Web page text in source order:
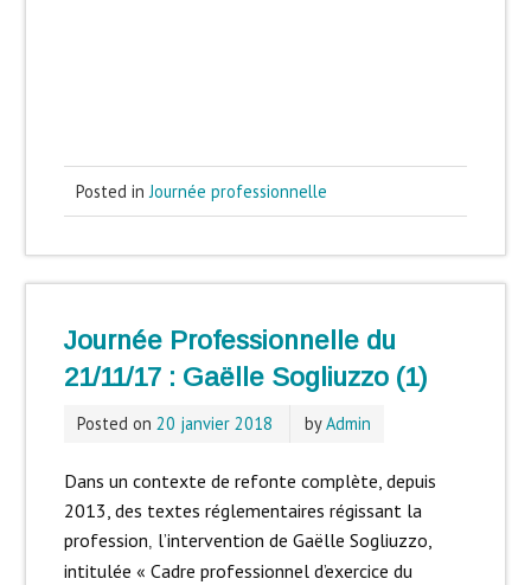
Posted inJournée professionnelle
Journée Professionnelle du
21/11/17 : Gaëlle Sogliuzzo (1)
Posted on 20 janvier 2018 byAdmin
Dans un contexte de refonte complète, depuis
2013, des textes réglementaires régissant la
profession, l’intervention de Gaëlle Sogliuzzo,
intitulée « Cadre professionnel d’exercice du